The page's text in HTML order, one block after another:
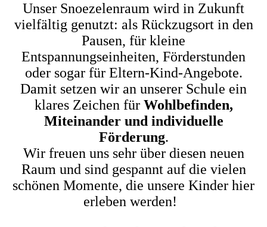
Unser Snoezelenraum wird in Zukunft
vielfältig genutzt: als Rückzugsort in den
Pausen, für kleine
Entspannungseinheiten, Förderstunden
oder sogar für Eltern-Kind-Angebote.
Damit setzen wir an unserer Schule ein
klares Zeichen für Wohlbefinden,
Miteinander und individuelle
Förderung.
Wir freuen uns sehr über diesen neuen
Raum und sind gespannt auf die vielen
schönen Momente, die unsere Kinder hier
erleben werden!